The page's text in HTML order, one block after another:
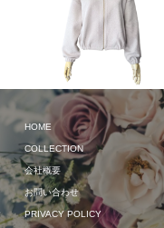
2024 Spring & Summer
HOME
COLLECTION
会社概要
お問い合わせ
PRIVACY POLICY